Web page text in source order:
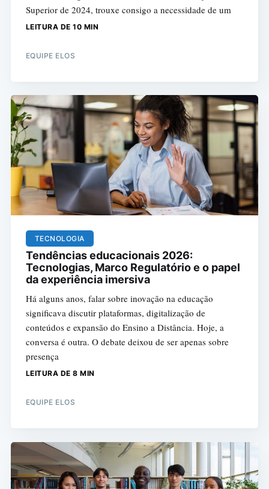
Superior de 2024, trouxe consigo a necessidade de um
LEITURA DE 10 MIN
EQUIPE ELOS
TECNOLOGIA
Tendências educacionais 2026:
Tecnologias, Marco Regulatório e o papel
da experiência imersiva
Há alguns anos, falar sobre inovação na educação
significava discutir plataformas, digitalização de
conteúdos e expansão do Ensino a Distância. Hoje, a
conversa é outra. O debate deixou de ser apenas sobre
presença
LEITURA DE 8 MIN
EQUIPE ELOS